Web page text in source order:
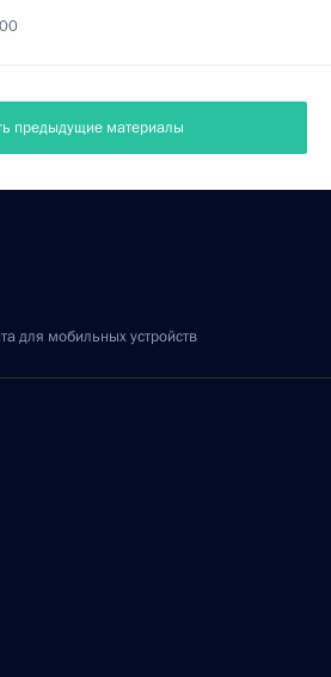
предыдущие материалы
для мобильных устройств